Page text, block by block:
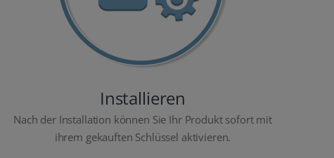
Installieren
Nach der Installation können Sie Ihr Produkt sofort mit
ihrem gekauften Schlüssel aktivieren.